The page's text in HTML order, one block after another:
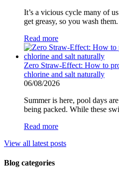
It’s a vicious cycle many of
get greasy, so you wash
Read more
Zero Straw-Effect: How to
chlorine and salt naturally
06/08/2026
Summer is here, pool days
being packed. While these
Read more
View all latest posts
Blog categories